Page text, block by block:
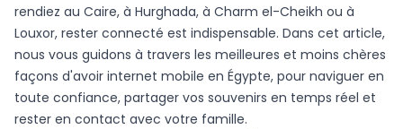
rendiez au Caire, à Hurghada, à Charm el-Cheikh ou à
Louxor, rester connecté est indispensable. Dans cet article,
nous vous guidons à travers les meilleures et moins chères
façons d'avoir internet mobile en Égypte, pour naviguer en
toute confiance, partager vos souvenirs en temps réel et
rester en contact avec votre famille.